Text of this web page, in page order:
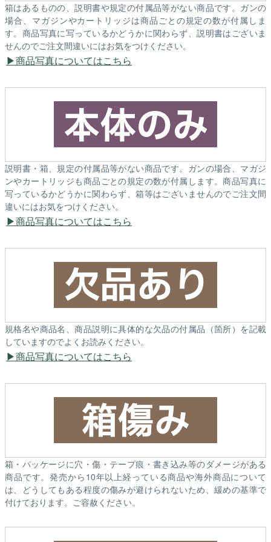
箱はあるものの、説明書や規定の付属品等がない商品です。ガンの
場合、マガジンやカートリッジは商品ごとの規定の数が付属しま
す。商品写真に写っているかどうかに関わらず、説明書はございま
せんのでご注文間違いにはお気をつけください。
商品写真についてはこちら
説明書・箱、規定の付属品等がない商品です。ガンの場合、マガジ
ンやカートリッジも商品ごとの規定の数が付属します。商品写真に
写っているかどうかに関わらず、箱等はございませんのでご注文間
違いにはお気をつけください。
商品写真についてはこちら
規格名や商品名、商品説明に具体的な欠品の付属品（箇所）を記載
していますのでよくお読みください。
商品写真についてはこちら
箱・パッケージに穴・傷・テープ痕・書き込み等のダメージがある
商品です。発売から10年以上経っている商品や海外商品について
は、どうしてもある程度の傷みが避けられないため、緩めの基準で
付けております。ご容赦ください。